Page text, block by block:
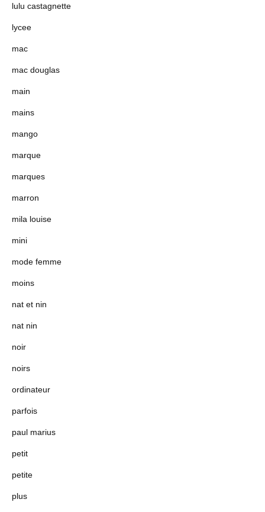
lulu castagnette
lycee
mac
mac douglas
main
mains
mango
marque
marques
marron
mila louise
mini
mode femme
moins
nat et nin
nat nin
noir
noirs
ordinateur
parfois
paul marius
petit
petite
plus